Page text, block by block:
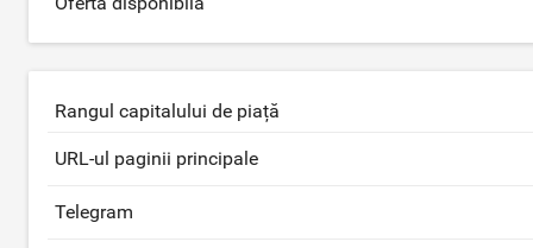
Rangul capitalului de piață
URL-ul paginii principale
Telegram